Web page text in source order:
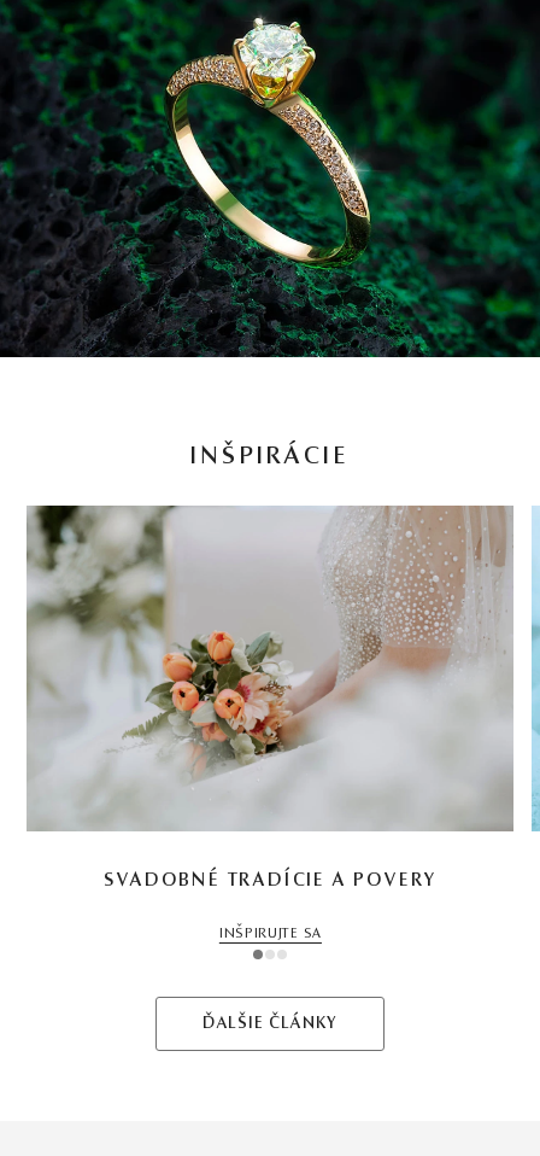
INŠPIRÁCIE
SVADOBNÉ TRADÍCIE A POVERY
INŠPIRUJTE SA
1 2 3
ĎALŠIE ČLÁNKY